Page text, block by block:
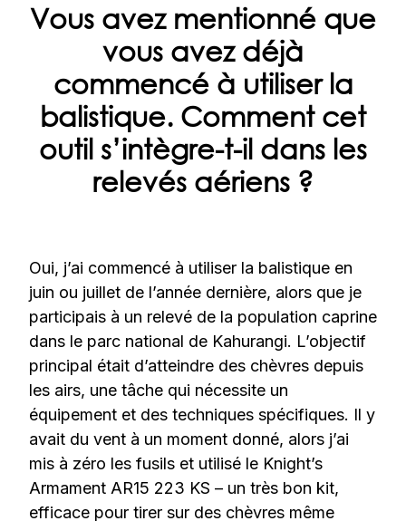
Vous avez mentionné que
vous avez déjà
commencé à utiliser la
balistique. Comment cet
outil s’intègre-t-il dans les
relevés aériens ?
Oui, j’ai commencé à utiliser la balistique en
juin ou juillet de l’année dernière, alors que je
participais à un relevé de la population caprine
dans le parc national de Kahurangi. L’objectif
principal était d’atteindre des chèvres depuis
les airs, une tâche qui nécessite un
équipement et des techniques spécifiques. Il y
avait du vent à un moment donné, alors j’ai
mis à zéro les fusils et utilisé le Knight’s
Armament AR15 223 KS – un très bon kit,
efficace pour tirer sur des chèvres même